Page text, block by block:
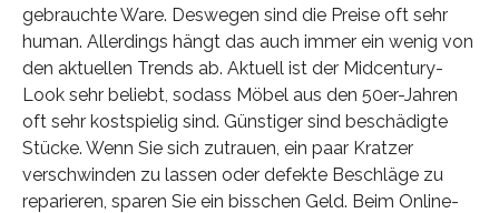
gebrauchte Ware. Deswegen sind die Preise oft sehr
human. Allerdings hängt das auch immer ein wenig von
den aktuellen Trends ab. Aktuell ist der Midcentury-
Look sehr beliebt, sodass Möbel aus den 50er-Jahren
oft sehr kostspielig sind. Günstiger sind beschädigte
Stücke. Wenn Sie sich zutrauen, ein paar Kratzer
verschwinden zu lassen oder defekte Beschläge zu
reparieren, sparen Sie ein bisschen Geld. Beim Online-